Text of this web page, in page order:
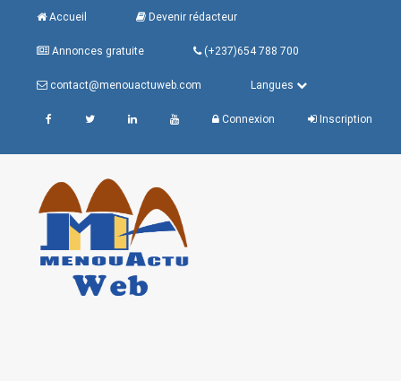
Accueil Devenir rédacteur
Annonces gratuite (+237)654 788 700
contact@menouactuweb.com Langues
Connexion Inscription